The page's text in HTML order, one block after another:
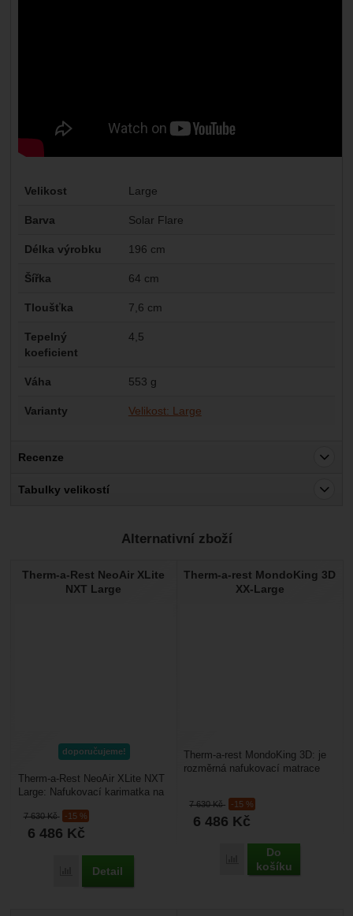
Parametry
Velikost Large
Barva Solar Flare
Délka výrobku 196 cm
Šířka 64 cm
Tloušťka 7,6 cm
Tepelný
koeficient
4,5
Váha 553 g
Varianty Velikost: Large
Recenze
Nebyla přidána žádná recenze.
Tabulky velikostí
Alternativní zboží
Therm-a-Rest NeoAir XLite
NXT Large
doporučujeme!
7 630Kč -15 %
6 486 Kč
Porovnat
Detail
Therm-a-Rest NeoAir XLite NXT
Large: Nafukovací karimatka na
vylepšený tepelný...
Therm-a-rest MondoKing 3D
XX-Large
7 630Kč -15 %
6 486 Kč
Porovnat
Do
košíku
Therm-a-rest MondoKing 3D: je
rozměrná nafukovací matrace
kempování. Hodí se...